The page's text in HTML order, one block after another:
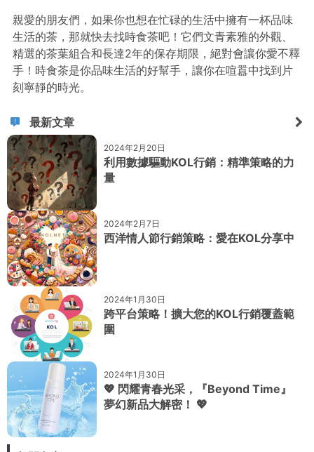
親愛的朋友們，如果你也想在忙碌的生活中擁有一杯品味
生活的茶，那就快去找時食茶吧！它們文青素雅的外觀、
精選的茶葉組合和長達2年的保存期限，絕對會讓你愛不釋
手！時食茶是你品味生活的好幫手，讓你在喧囂中找到片
刻寧靜的時光。
最新文章
2024年2月20日
利用數據驅動KOL行銷：精準策略的力
量
2024年2月7日
西洋情人節行銷策略：愛在KOL分享中
2024年1月30日
跨平台策略！擴大您的KOL行銷覆蓋範
圍
2024年1月30日
💖 閃耀青春光采，『Beyond Time』
夢幻新品大解密！ 💖